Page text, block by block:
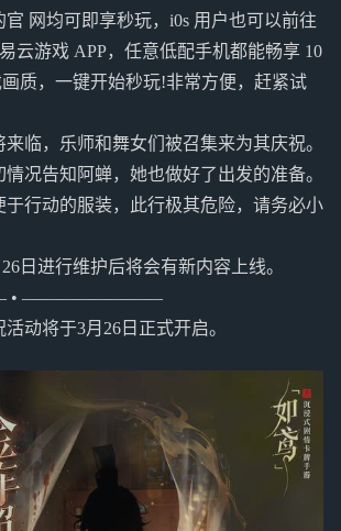
官 网均可即享秒玩，i0s 用户也可以前往
云游戏 APP，任意低配手机都能畅享 10
质，一键开始秒玩!非常方便，赶紧试
临，乐师和舞女们被召集来为其庆祝。
况告知阿蝉，她也做好了出发的准备。
于行动的服装，此行极其危险，请务必小
日进行维护后将会有新内容上线。
————————
动将于3月26日正式开启。